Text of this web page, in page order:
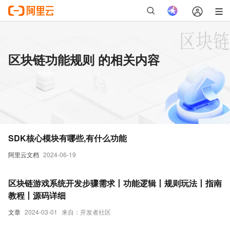
区块链功能规则 的相关内容
阿里云文档 2024-06-19
SDK核心模块有哪些,有什么功能
文章 2024-03-01 来自：开发者社区
区块链游戏系统开发步骤需求丨功能逻辑丨规则玩法丨指南
教程丨源码详细